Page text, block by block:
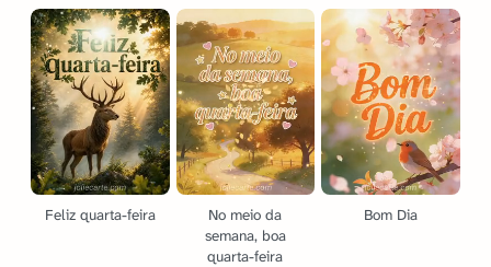
Feliz quarta-feira
No meio da
semana, boa
quarta-feira
Bom Dia